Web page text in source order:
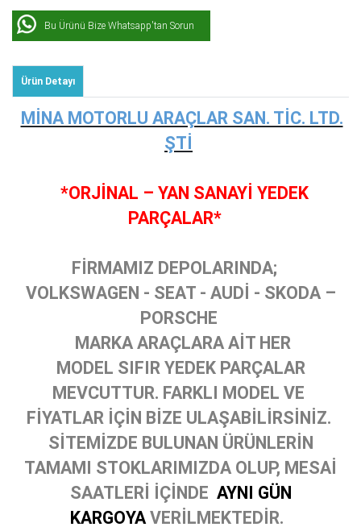
Bu Ürünü Bize Whatsapp'tan Sorun
Ürün Detayı
MİNA MOTORLU ARAÇLAR SAN. TİC. LTD.
ŞTİ
*ORJİNAL – YAN SANAYİ YEDEK
PARÇALAR*
FİRMAMIZ DEPOLARINDA;
VOLKSWAGEN - SEAT - AUDİ - SKODA –
PORSCHE
MARKA ARAÇLARA AİT HER
MODEL SIFIR YEDEK PARÇALAR
MEVCUTTUR. FARKLI MODEL VE
FİYATLAR İÇİN BİZE ULAŞABİLİRSİNİZ.
SİTEMİZDE BULUNAN ÜRÜNLERİN
TAMAMI STOKLARIMIZDA OLUP, MESAİ
SAATLERİ İÇİNDE AYNI GÜN
KARGOYA VERİLMEKTEDİR.